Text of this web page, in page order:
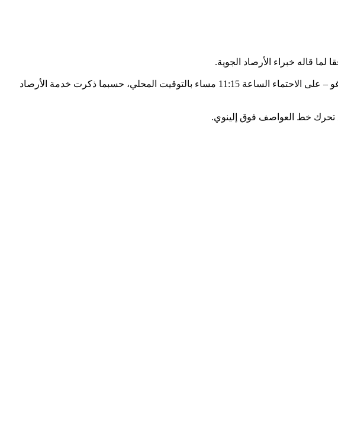
قاله خبراء الأرصاد الجوية.
وحثت السلطات السكان، الذين يعيشون بالقرب من مدينتي دارين وبور ريدج، على بعد نحو 32 كيلومترا جنوب غربي شيكاغو – على الاحتماء الساعة 11:15 مساء بالتوقيت المحلي، حسبما ذكرت خدمة الأرصاد
تحرك خط العواصف فوق إلينوي.